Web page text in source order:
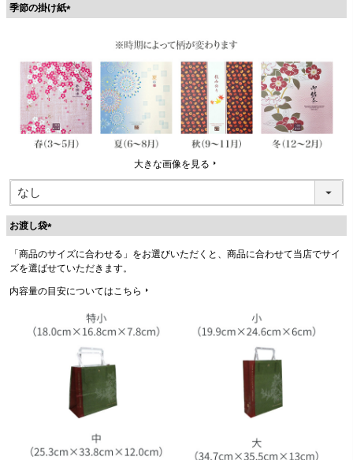
季節の掛け紙
)
大きな画像を見る
お渡し袋
必
須
)
「商品のサイズに合わせる」をお選びいただくと、商品に合わせて当店でサイ
ズを選ばせていただきます。
内容量の目安についてはこちら